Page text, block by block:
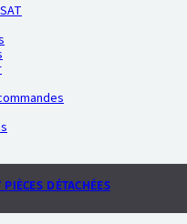
PIÈCES DÉTACHÉES